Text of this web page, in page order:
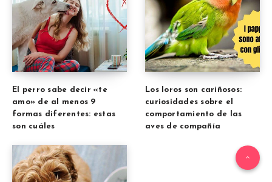
El perro sabe decir «te
amo» de al menos 9
formas diferentes: estas
son cuáles
Los loros son cariñosos:
curiosidades sobre el
comportamiento de las
aves de compañía